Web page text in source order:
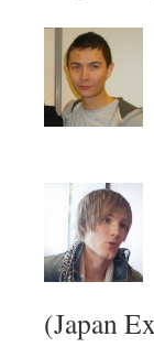
(Japan